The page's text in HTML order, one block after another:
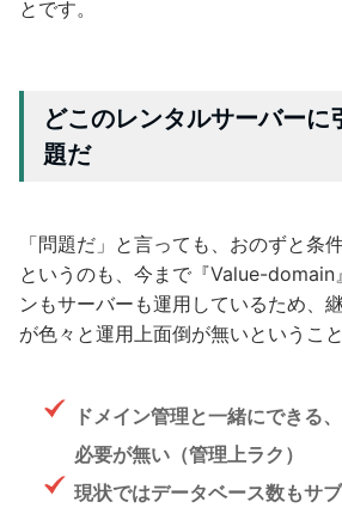
とです。
どこのレンタルサーバー
題だ
「問題だ」と言っても、おのずと条
というのも、今まで『Value-domain
ンもサーバーも運用しているため、
が色々と運用上面倒が無いというこ
ドメイン管理と一緒にできる
必要が無い（管理上ラク）
現状ではデータベース数もサ